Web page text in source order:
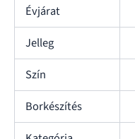
Évjárat
Jelleg
Szín
Borkészítés